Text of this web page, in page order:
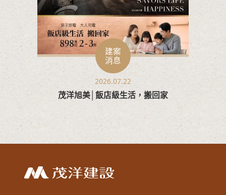
建案
消息
2026.07.22
茂洋旭美│飯店級生活，搬回家